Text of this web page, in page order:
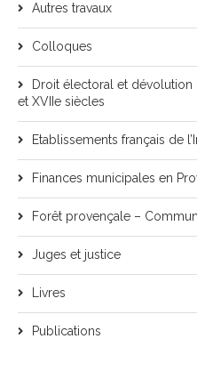
Autres travaux
Colloques
Droit électoral et
et XVIIe siècles
Etablissements français de
Finances municipales en
Forêt provençale –
Juges et justice
Livres
Publications